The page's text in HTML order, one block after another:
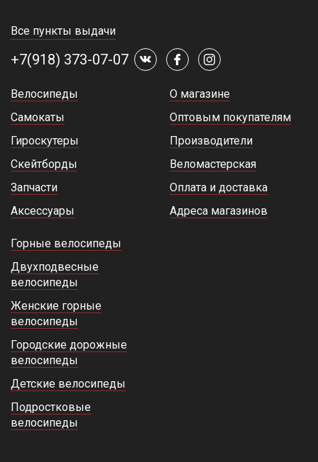
Все пункты выдачи
+7(918) 373-07-07
Велосипеды
Самокаты
Гироскутеры
Скейтборды
Запчасти
Аксессуары
О магазине
Оптовым покупателям
Производители
Веломастерская
Оплата и доставка
Адреса магазинов
Горные велосипеды
Двухподвесные
велосипеды
Женские горные
велосипеды
Городские дорожные
велосипеды
Детские велосипеды
Подростковые
велосипеды